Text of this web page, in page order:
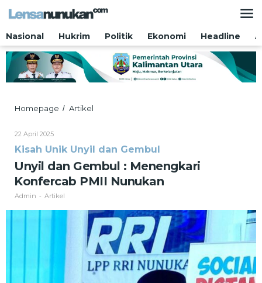
Nasional
Hukrim Politik Ekonomi Headline
Homepage / Artikel
Menengkari
Konfercab
PMII
Nunukan
22 April 2025Oleh
Kisah Unik Unyil dan Gembul
Unyil dan Gembul : Menengkari
Konfercab PMII Nunukan
Admin - Artikel